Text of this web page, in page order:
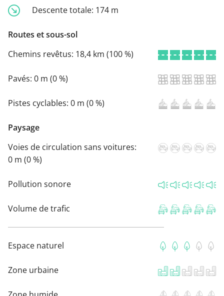
Descente totale: 174 m
Routes et sous-sol
Chemins revêtus: 18,4 km (100 %)
Pavés: 0 m (0 %)
Pistes cyclables: 0 m (0 %)
Paysage
Voies de circulation sans voitures:
0 m (0 %)
Pollution sonore
Volume de trafic
Espace naturel
Zone urbaine